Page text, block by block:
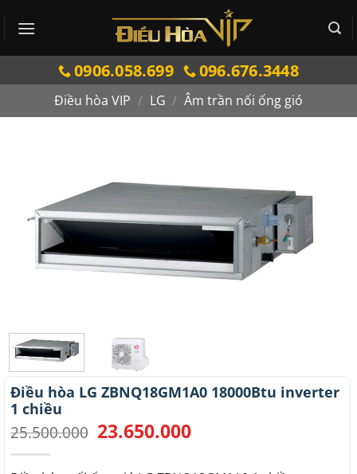
qua
0906.058.699 096.676.3448
Điều hòa VIP / LG / Âm trần nối ống gió
Điều hòa LG ZBNQ18GM1A0 18000Btu inverter
1 chiều
25.500.000 Giá
gốc
23.650.000Giá